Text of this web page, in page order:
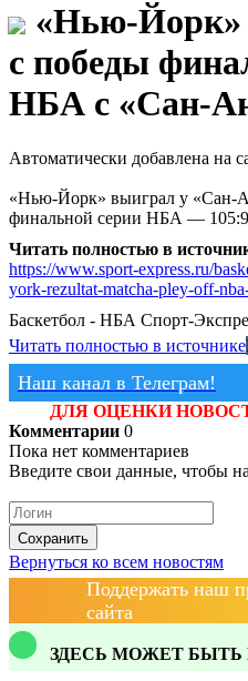
«Нью-Йорк»
с победы
НБА с «Сан-
Автоматически добавлена на
«Нью-Йорк» выиграл у «Сан-
финальной серии НБА —
Читать полностью в
https://www.sport-express.ru/
york-rezultat-matcha-pley-off-
Баскетбол - НБА Спорт-
Читать полностью в источнике
Наш канал в Телеграм!
ДЛЯ ОЦЕНКИ
Комментарии 0
Пока нет комментариев
Введите свои данные, чтобы
Сохранить
Вернуться ко всем новостям
Поддержать наш
сайта
ЗДЕСЬ МОЖЕТ